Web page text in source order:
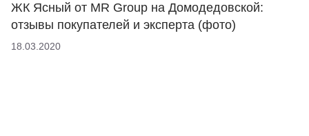
ЖК Ясный от MR Group на Домодедовской:
отзывы покупателей и эксперта (фото)
18.03.2020